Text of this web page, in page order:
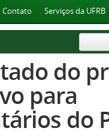
Contato Serviços da UFRB
do
para
do